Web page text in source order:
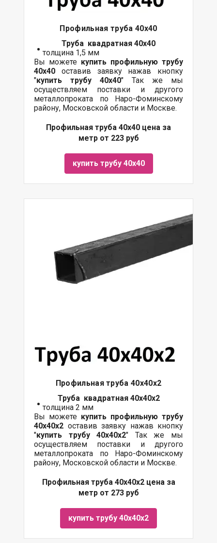
Профильная труба 40х40
Труба квадратная 40х40
толщина 1,5 мм
Вы можете купить профильную трубу
40х40 оставив заявку нажав кнопку
"купить трубу 40х40" Так же мы
осуществляем поставки и другого
металлопроката по Наро-Фоминскому
району, Московской области и Москве.
Профильная труба 40х40 цена за
метр от 223 руб
купить трубу 40х40
Профильная труба 40х40х2
Труба квадратная 40х40х2
толщина 2 мм
Вы можете купить профильную трубу
40х40х2 оставив заявку нажав кнопку
"купить трубу40х40х2" Так же мы
осуществляем поставки и другого
металлопроката по Наро-Фоминскому
району, Московской области и Москве.
Профильная труба 40х40х2 цена за
метр от 273 руб
купить трубу 40х40х2